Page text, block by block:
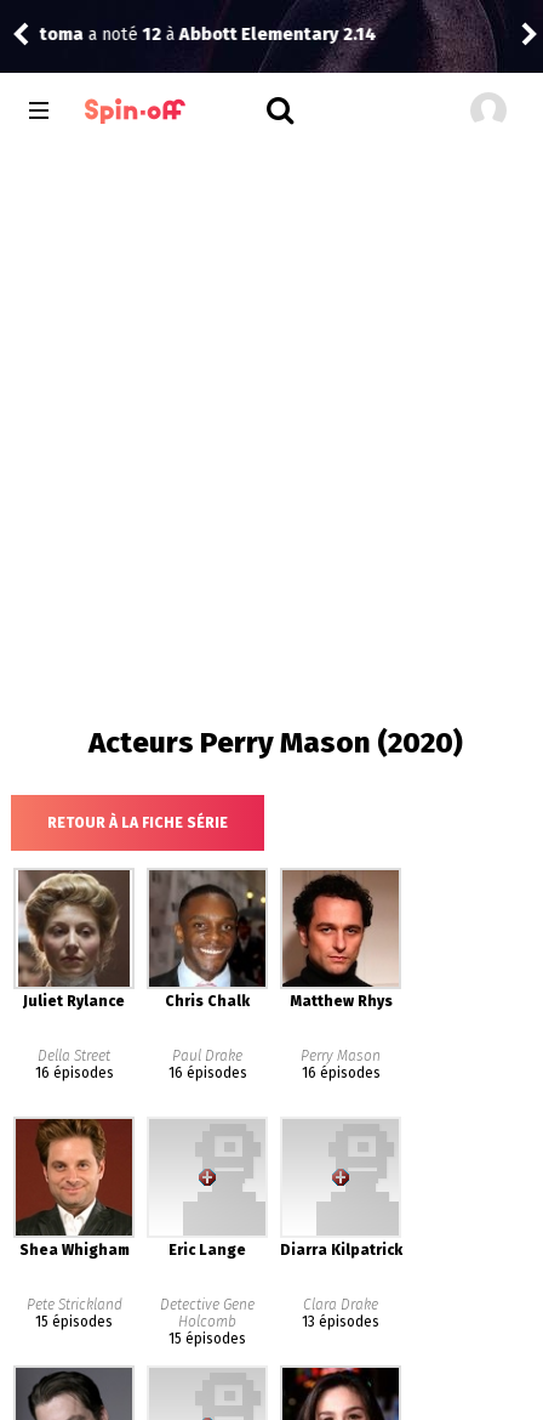
tomaa noté 12àAbbott Elementary 2.14
Acteurs Perry Mason (2020)
RETOUR À LA FICHE SÉRIE
Juliet Rylance
Della Street
16 épisodes
Chris Chalk
Paul Drake
16 épisodes
Matthew Rhys
Perry Mason
16 épisodes
Shea Whigham
Pete Strickland
15 épisodes
Eric Lange
Detective Gene
Holcomb
15 épisodes
Diarra Kilpatrick
Clara Drake
13 épisodes